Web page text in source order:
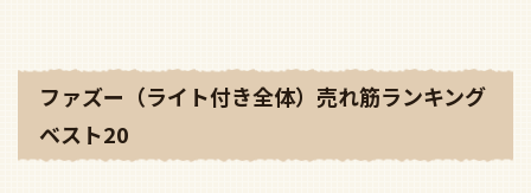
ファズー（ライト付き全体）売れ筋ランキング
ベスト20